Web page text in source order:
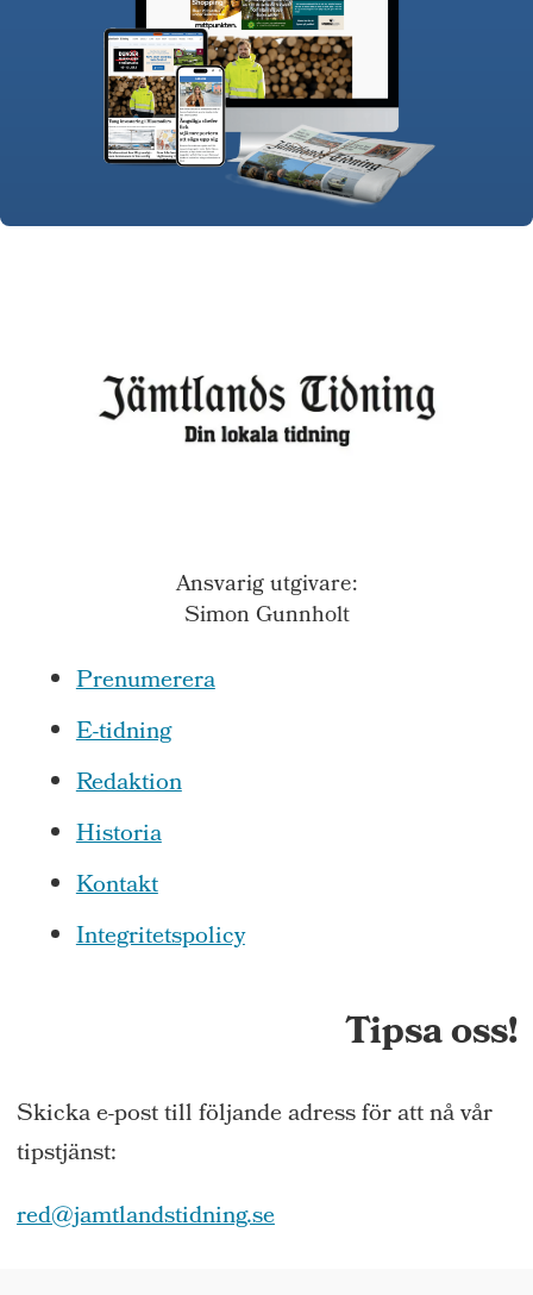
Ansvarig utgivare:
Simon Gunnholt
Prenumerera
E-tidning
Redaktion
Historia
Kontakt
Integritetspolicy
Tipsa oss!
Skicka e-post till följande adress för att nå vår
tipstjänst:
red@jamtlandstidning.se